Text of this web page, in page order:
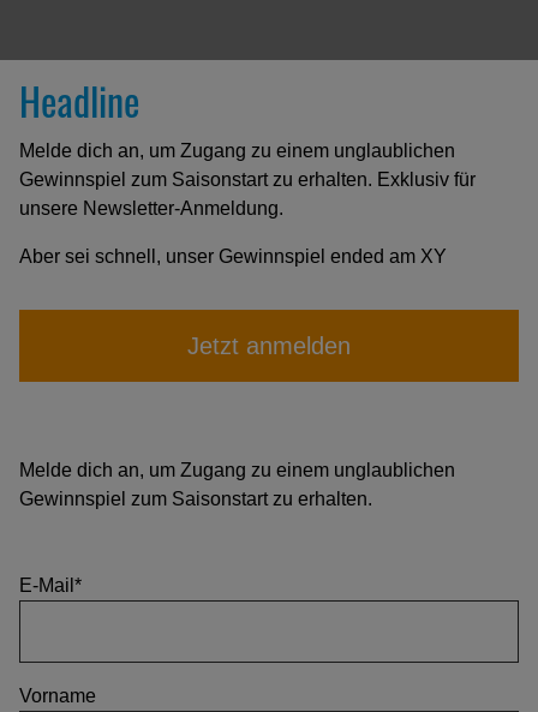
Headline
Melde dich an, um Zugang zu einem unglaublichen
Gewinnspiel zum Saisonstart zu erhalten. Exklusiv für
unsere Newsletter-Anmeldung.
Aber sei schnell, unser Gewinnspiel ended am XY
Jetzt anmelden
Melde dich an, um Zugang zu einem unglaublichen
Gewinnspiel zum Saisonstart zu erhalten.
E-Mail*
Vorname